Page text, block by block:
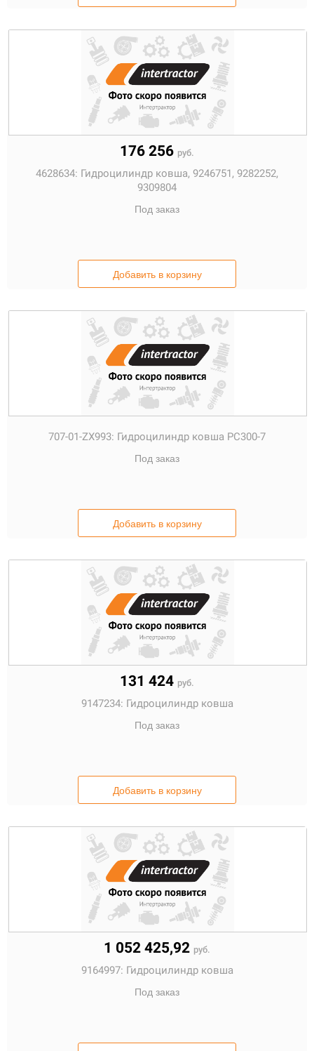
176 256 руб.
4628634: Гидроцилиндр ковша, 9246751, 9282252,
9309804
Под заказ
Добавить в корзину
707-01-ZX993: Гидроцилиндр ковша PC300-7
Под заказ
Добавить в корзину
131 424 руб.
9147234: Гидроцилиндр ковша
Под заказ
Добавить в корзину
1 052 425,92 руб.
9164997: Гидроцилиндр ковша
Под заказ